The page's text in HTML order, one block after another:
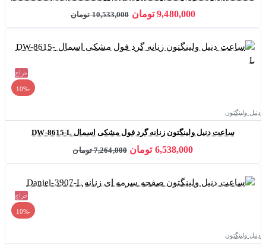
9,480,000 تومان 10,533,000 تومان
حراج
-10%
دنیل ولینگتون
ساعت دنیل ولینگتون زنانه گرد فول مشکی اسمال DW-8615-L
6,538,000 تومان 7,264,000 تومان
حراج
-10%
دنیل ولینگتون